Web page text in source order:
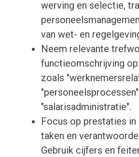
werving en selectie,
van wet- en
Neem relevante
functieomschrijving op
zoals
"salarisadministratie".
Focus op prestaties in
taken en
Gebruik cijfers en